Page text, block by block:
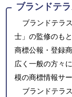
ブランドテ
ブランドテラ
士」の監修のも
商標公報・登録
広く一般の方々
模の商標情報サー
ブランドテラ